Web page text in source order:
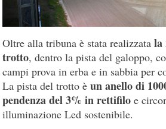
Oltre alla tribuna è stata realizzatala
trotto, dentro la pista del galoppo,
campi prova in erba e in sabbia per
La pista del trotto èun anello di
pendenza del 3% in rettifilo e
illuminazione Led sostenibile.